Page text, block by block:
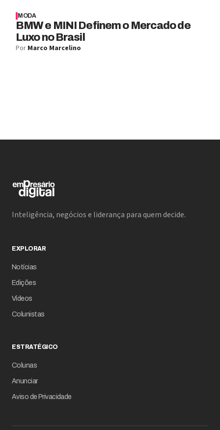
MODA
BMW e MINI Definem o Mercado de
Luxo no Brasil
Por Marco Marcelino
Inteligência, negócios e liderança para quem decide.
EXPLORAR
Notícias
Edições
Vídeos
Colunistas
ESTRATÉGICO
Colunas
Anunciar
Aviso de Privacidade